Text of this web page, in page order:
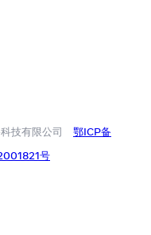
技有限公司
鄂ICP备
号